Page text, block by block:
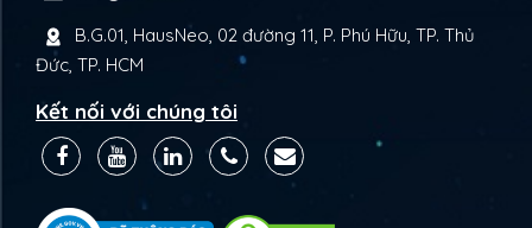
B.G.01, HausNeo, 02 đường 11, P. Phú Hữu, TP. Thủ
Đức, TP. HCM
Kết nối với chúng tôi